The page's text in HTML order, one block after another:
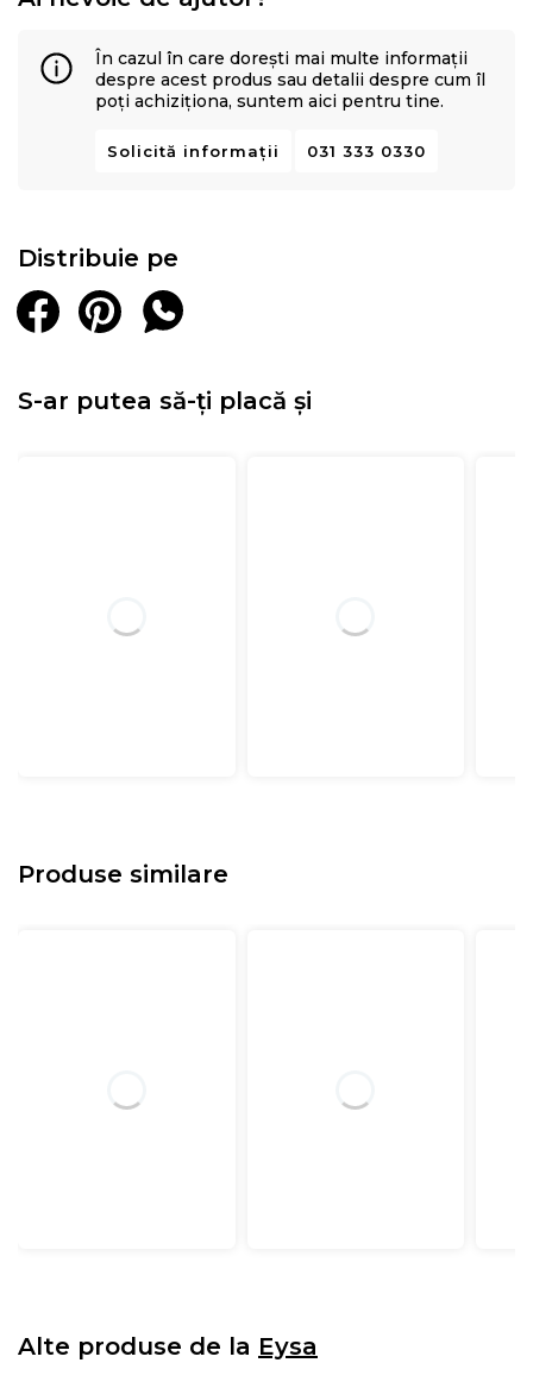
În cazul în care dorești mai multe informații
despre acest produs sau detalii despre cum îl
poți achiziționa, suntem aici pentru tine.
Solicită informații 031 333 0330
Distribuie pe
S-ar putea să-ți placă și
Produse similare
Alte produse de la Eysa